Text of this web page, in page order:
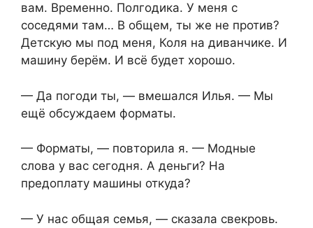
вам. Временно. Полгодика. У меня с
соседями там… В общем, ты же не против?
Детскую мы под меня, Коля на диванчике. И
машину берём. И всё будет хорошо.
— Да погоди ты, — вмешался Илья. — Мы
ещё обсуждаем форматы.
— Форматы, — повторила я. — Модные
слова у вас сегодня. А деньги? На
предоплату машины откуда?
— У нас общая семья, — сказала свекровь.